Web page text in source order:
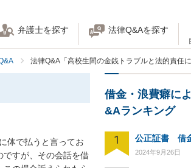
弁護士を探す 法律Q&Aを探す
法律Q&A「高校生間の金銭トラブルと法的責任に
体で払うと言ってお
ですが、その会話を借
借金・浪費癖に
&Aランキング
1 公正証書 借
2024年9月26日